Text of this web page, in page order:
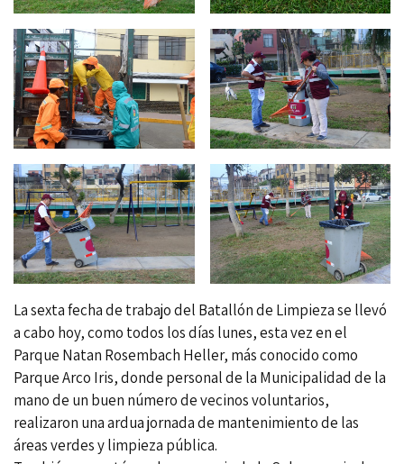
La sexta fecha de trabajo del Batallón de Limpieza se llevó
a cabo hoy, como todos los días lunes, esta vez en el
Parque Natan Rosembach Heller, más conocido como
Parque Arco Iris, donde personal de la Municipalidad de la
mano de un buen número de vecinos voluntarios,
realizaron una ardua jornada de mantenimiento de las
áreas verdes y limpieza pública.